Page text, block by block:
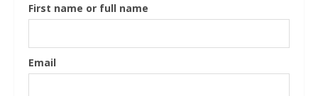
First name or full name
Email